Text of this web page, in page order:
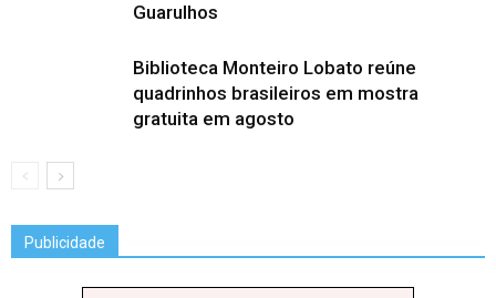
Guarulhos
Biblioteca Monteiro Lobato reúne
quadrinhos brasileiros em mostra
gratuita em agosto
Publicidade